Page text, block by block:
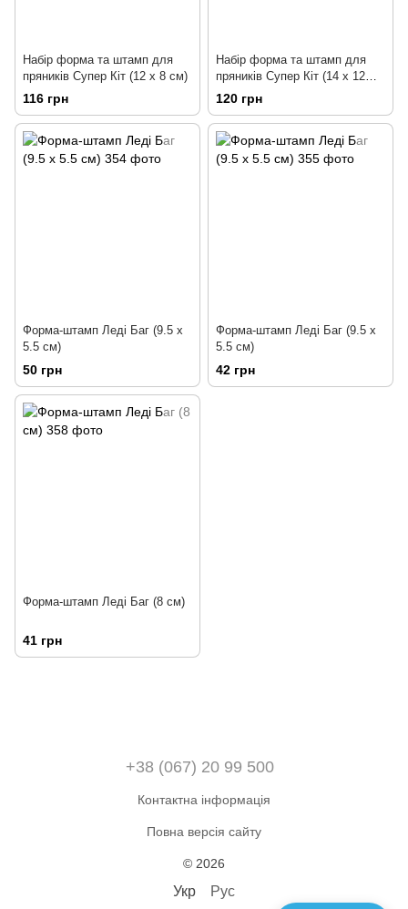
Набір форма та штамп для
пряників Супер Кіт (12 х 8 см)
116 грн
Набір форма та штамп для
пряників Супер Кіт (14 х 12
см)
120 грн
Форма-штамп Леді Баг (9.5 х
5.5 см)
50 грн
Форма-штамп Леді Баг (9.5 х
5.5 см)
42 грн
Форма-штамп Леді Баг (8 см)
41 грн
+38 (067) 20 99 500
Контактна інформація
Повна версія сайту
© 2026
Укр Рус